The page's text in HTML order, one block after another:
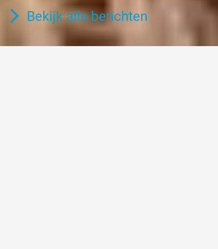
Bekijk alle berichten